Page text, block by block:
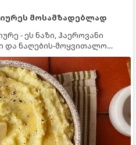
მოსამზადებლად
- ეს ნაზი, ჰაეროვანი
და ნაღების-მოყვითალო
მარტივია, მაგრამ
რომლებიც უნდა
გემრიელი გამოვიდეს.